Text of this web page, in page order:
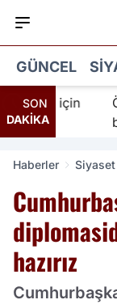
GÜNCEL
SON
DAKİKA
İnanır için
Haberler Siyaset
hazırız